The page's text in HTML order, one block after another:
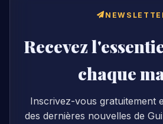
chaque
Inscrivez-vous gratuitement
S'inscrire